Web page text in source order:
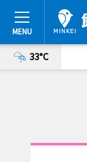
33°C